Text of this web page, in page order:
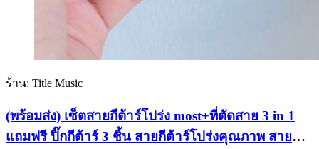
ร้าน: Title Music
(พร้อมส่ง) เซ็ตสายกีต้าร์โปร่ง most+ที่ตัดสาย 3 in 1
แถมฟรี ปิ๊กกีต้าร์ 3 ชิ้น สายกีต้าร์โปร่งคุณภาพ สายนิ่ม